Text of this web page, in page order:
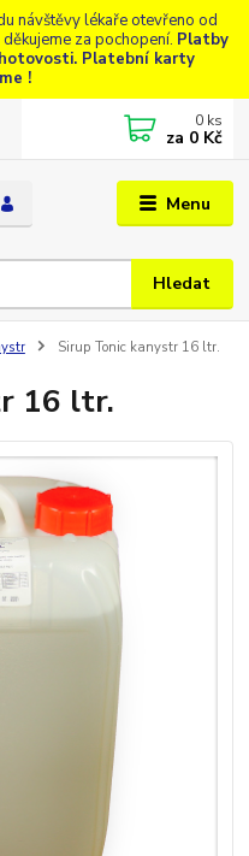
návštěvy lékaře otevřeno od
za pochopení. Platby
Platební karty
!
Menu
Hledat
0 ks
za 0 Kč
Sirup Tonic kanystr 16 ltr.
16 ltr.